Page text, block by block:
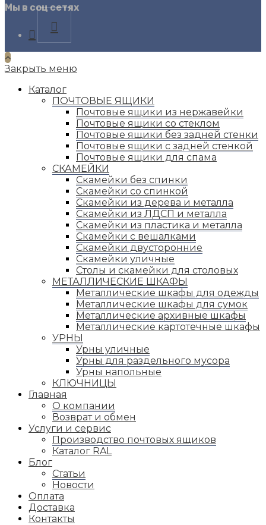
Мы в соц сетях
Opens
in
a
new
tab
Закрыть меню
Каталог
ПОЧТОВЫЕ ЯЩИКИ
Почтовые ящики из нержавейки
Почтовые ящики со стеклом
Почтовые ящики без задней стенки
Почтовые ящики с задней стенкой
Почтовые ящики для спама
СКАМЕЙКИ
Скамейки без спинки
Скамейки со спинкой
Скамейки из дерева и металла
Скамейки из ЛДСП и металла
Скамейки из пластика и металла
Скамейки с вешалками
Скамейки двусторонние
Скамейки уличные
Столы и скамейки для столовых
МЕТАЛЛИЧЕСКИЕ ШКАФЫ
Металлические шкафы для одежды
Металлические шкафы для сумок
Металлические архивные шкафы
Металлические картотечные шкафы
УРНЫ
Урны уличные
Урны для раздельного мусора
Урны напольные
КЛЮЧНИЦЫ
Главная
О компании
Возврат и обмен
Услуги и сервис
Производство почтовых ящиков
Каталог RAL
Блог
Статьи
Новости
Оплата
Доставка
Контакты